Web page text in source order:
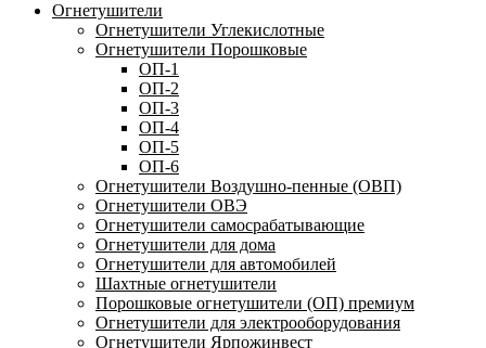
Огнетушители
Огнетушители Углекислотные
Огнетушители Порошковые
ОП-1
ОП-2
ОП-3
ОП-4
ОП-5
ОП-6
Огнетушители Воздушно-пенные (ОВП)
Огнетушители ОВЭ
Огнетушители самосрабатывающие
Огнетушители для дома
Огнетушители для автомобилей
Шахтные огнетушители
Порошковые огнетушители (ОП) премиум
Огнетушители для электрооборудования
Огнетушители Ярпожинвест